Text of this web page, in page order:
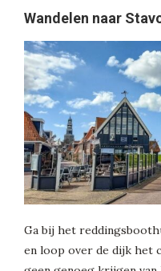
Wandelen naar
Ga bij het
en loop over de dijk het